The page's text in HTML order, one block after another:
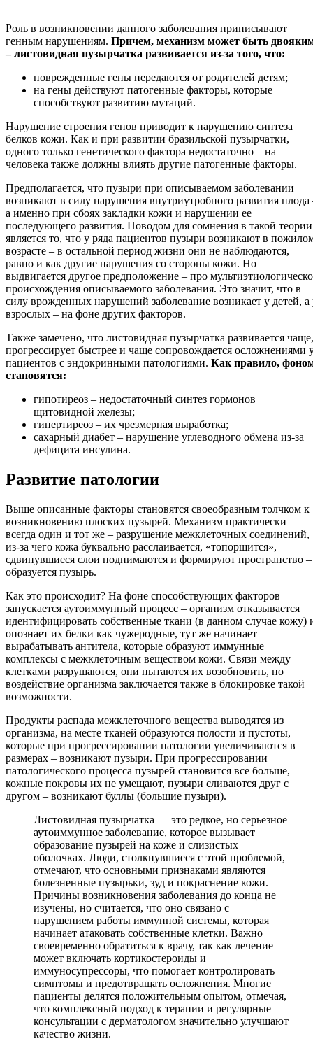
Роль в возникновении данного заболевания приписывают
генным нарушениям. Причем, механизм может быть
– листовидная пузырчатка развивается из-за того, что:
поврежденные гены передаются от родителей детям;
на гены действуют патогенные факторы, которые
способствуют развитию мутаций.
Нарушение строения генов приводит к нарушению синтеза
белков кожи. Как и при развитии бразильской пузырчатки,
одного только генетического фактора недостаточно – на
человека также должны влиять другие патогенные факторы.
Предполагается, что пузыри при описываемом заболевании
возникают в силу нарушения внутриутробного развития плода
а именно при сбоях закладки кожи и нарушении ее
последующего развития. Поводом для сомнения в такой теории
является то, что у ряда пациентов пузыри возникают в
возрасте – в остальной период жизни они не наблюдаются,
равно и как другие нарушения со стороны кожи. Но
выдвигается другое предположение – про
происхождения описываемого заболевания. Это значит, что в
силу врожденных нарушений заболевание возникает у детей, а
взрослых – на фоне других факторов.
Также замечено, что листовидная пузырчатка развивается чаще,
прогрессирует быстрее и чаще сопровождается осложнениями
пациентов с эндокринными патологиями. Как правило,
становятся:
гипотиреоз – недостаточный синтез гормонов
щитовидной железы;
гипертиреоз – их чрезмерная выработка;
сахарный диабет – нарушение углеводного обмена из-за
дефицита инсулина.
Развитие патологии
Выше описанные факторы становятся своеобразным толчком к
возникновению плоских пузырей. Механизм практически
всегда один и тот же – разрушение межклеточных соединений,
из-за чего кожа буквально расслаивается, «топорщится»,
сдвинувшиеся слои поднимаются и формируют пространство –
образуется пузырь.
Как это происходит? На фоне способствующих факторов
запускается аутоиммунный процесс – организм отказывается
идентифицировать собственные ткани (в данном случае кожу)
опознает их белки как чужеродные, тут же начинает
вырабатывать антитела, которые образуют иммунные
комплексы с межклеточным веществом кожи. Связи между
клетками разрушаются, они пытаются их возобновить, но
воздействие организма заключается также в блокировке такой
возможности.
Продукты распада межклеточного вещества выводятся из
организма, на месте тканей образуются полости и пустоты,
которые при прогрессировании патологии увеличиваются в
размерах – возникают пузыри. При прогрессировании
патологического процесса пузырей становится все больше,
кожные покровы их не умещают, пузыри сливаются друг с
другом – возникают буллы (большие пузыри).
Листовидная пузырчатка — это редкое, но серьезное
аутоиммунное заболевание, которое вызывает
образование пузырей на коже и слизистых
оболочках. Люди, столкнувшиеся с этой проблемой,
отмечают, что основными признаками являются
болезненные пузырьки, зуд и покраснение кожи.
Причины возникновения заболевания до конца не
изучены, но считается, что оно связано с
нарушением работы иммунной системы, которая
начинает атаковать собственные клетки. Важно
своевременно обратиться к врачу, так как лечение
может включать кортикостероиды и
иммуносупрессоры, что помогает контролировать
симптомы и предотвращать осложнения. Многие
пациенты делятся положительным опытом, отмечая,
что комплексный подход к терапии и регулярные
консультации с дерматологом значительно улучшают
качество жизни.